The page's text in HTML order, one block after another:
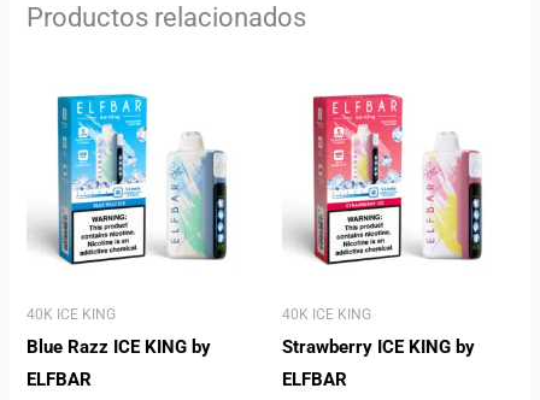
Productos relacionados
40K ICE KING
Blue Razz ICE KING by
ELFBAR
40K ICE KING
Strawberry ICE KING by
ELFBAR